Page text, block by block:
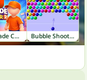
My Arcade Center 2 Bubble Shooter